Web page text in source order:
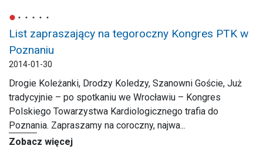
List zapraszający na tegoroczny Kongres PTK w
Poznaniu
2014-01-30
Drogie Koleżanki, Drodzy Koledzy, Szanowni Goście, Już
tradycyjnie – po spotkaniu we Wrocławiu – Kongres
Polskiego Towarzystwa Kardiologicznego trafia do
Poznania. Zapraszamy na coroczny, najwa...
Zobacz więcej